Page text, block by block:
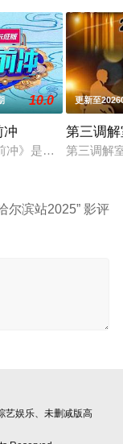
10）2001年7月9
10.0
冲
冲》是安徽卫视一
更新至
第三调
第三调解
尔滨站2025” 影评
艺娱乐、未删减版高